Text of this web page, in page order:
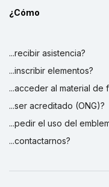
¿Cómo
...recibir asistencia?
...inscribir elementos?
...acceder al material
...ser acreditado (ONG)?
...pedir el uso del
...contactarnos?